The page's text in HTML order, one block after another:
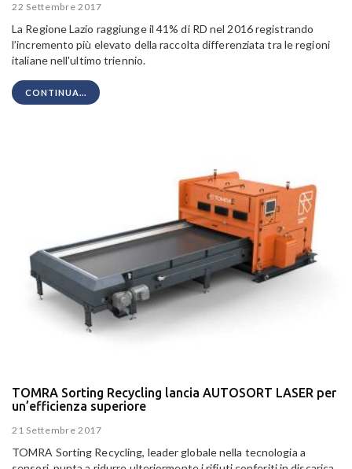
22 Settembre 2017
La Regione Lazio raggiunge il 41% di RD nel 2016registrando
l’incremento più elevato della raccolta differenziata tra le regioni
italiane nell'ultimo triennio.
CONTINUA...
TOMRA Sorting Recycling lancia AUTOSORT LASER per
un’efficienza superiore
21 Settembre 2017
TOMRA Sorting Recycling, leader globale nella tecnologia a